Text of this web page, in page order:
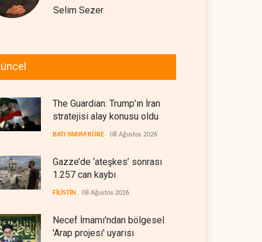
Selim Sezer
The Guardian: Trump’ın İran
stratejisi alay konusu oldu
BATI YARIM KÜRE 08 Ağustos 2026
Gazze’de ‘ateşkes’ sonrası
1.257 can kaybı
FİLİSTİN 08 Ağustos 2026
Necef İmamı'ndan bölgesel
'Arap projesi' uyarısı